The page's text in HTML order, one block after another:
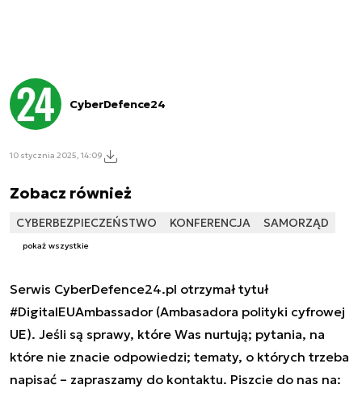
CyberDefence24
10 stycznia 2025, 14:09
Zobacz również
CYBERBEZPIECZEŃSTWO KONFERENCJA SAMORZĄD
pokaż wszystkie
Serwis CyberDefence24.pl otrzymał tytuł
#DigitalEUAmbassador (Ambasadora polityki cyfrowej
UE). Jeśli są sprawy, które Was nurtują; pytania, na
które nie znacie odpowiedzi; tematy, o których trzeba
napisać – zapraszamy do kontaktu. Piszcie do nas na: